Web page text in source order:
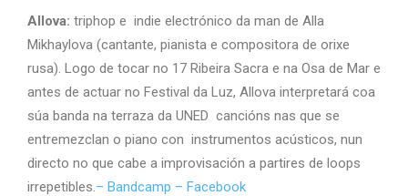
Allova: triphop e indie electrónico da man de Alla
Mikhaylova (cantante, pianista e compositora de orixe
rusa). Logo de tocar no 17 Ribeira Sacra e na Osa de Mar e
antes de actuar no Festival da Luz, Allova interpretará coa
súa banda na terraza da UNED cancións nas que se
entremezclan o piano con instrumentos acústicos, nun
directo no que cabe a improvisación a partires de loops
irrepetibles.– Bandcamp – Facebook